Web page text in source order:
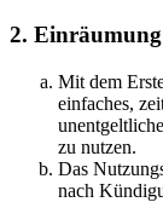
2.
Mit dem
einfaches,
zu nutzen.
Das
nach